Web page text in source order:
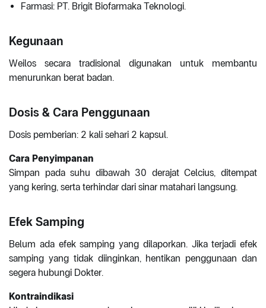
Farmasi: PT. Brigit Biofarmaka Teknologi.
Kegunaan
Weilos secara tradisional digunakan untuk membantu
menurunkan berat badan.
Dosis & Cara Penggunaan
Dosis pemberian: 2 kali sehari 2 kapsul.
Cara Penyimpanan
Simpan pada suhu dibawah 30 derajat Celcius, ditempat
yang kering, serta terhindar dari sinar matahari langsung.
Efek Samping
Belum ada efek samping yang dilaporkan. Jika terjadi efek
samping yang tidak diinginkan, hentikan penggunaan dan
segera hubungi Dokter.
Kontraindikasi